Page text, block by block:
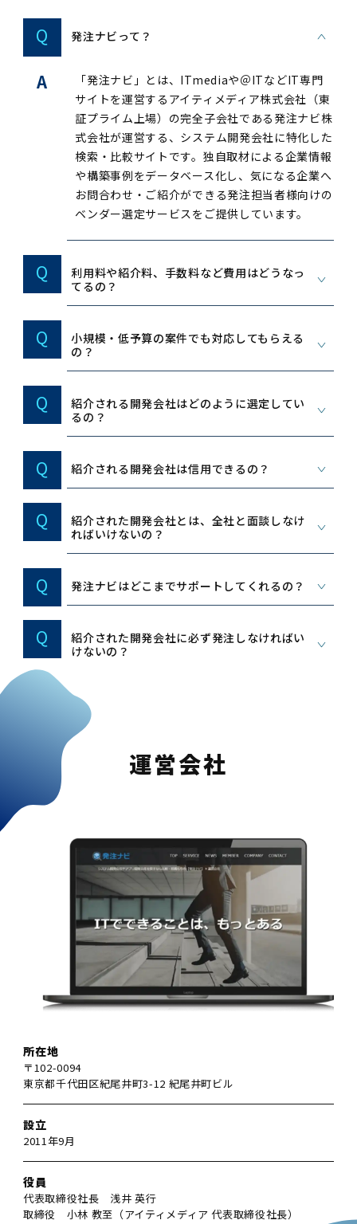
Q 発注ナビって？
A
「発注ナビ」とは、ITmediaや＠ITなどIT専門
サイトを運営するアイティメディア株式会社（東
証プライム上場）の完全子会社である発注ナビ株
式会社が運営する、システム開発会社に特化した
検索・比較サイトです。独自取材による企業情報
や構築事例をデータベース化し、気になる企業へ
お問合わせ・ご紹介ができる発注担当者様向けの
ベンダー選定サービスをご提供しています。
Q
利用料や紹介料、手数料など費用はどうなっ
てるの？
Q
小規模・低予算の案件でも対応してもらえる
の？
Q
紹介される開発会社はどのように選定してい
るの？
Q 紹介される開発会社は信用できるの？
Q
紹介された開発会社とは、全社と面談しなけ
ればいけないの？
Q 発注ナビはどこまでサポートしてくれるの？
Q
紹介された開発会社に必ず発注しなければい
けないの？
運営会社
所在地
〒102-0094
東京都千代田区紀尾井町3-12 紀尾井町ビル
設立
2011年9月
役員
代表取締役社長 浅井 英行
取締役 小林 教至（アイティメディア 代表取締役社長）